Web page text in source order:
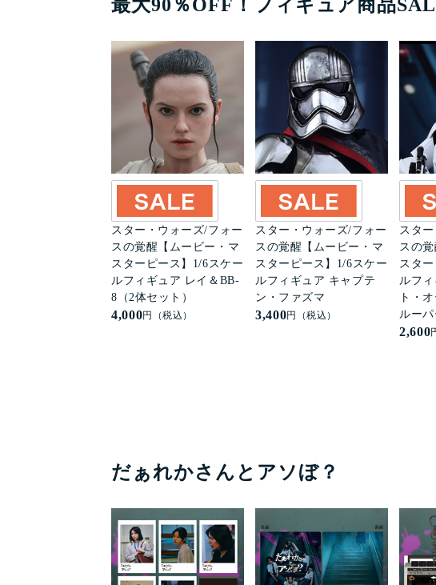
最大90％OFF！フィギュア商品
スター・ウォーズ/フォー
スの覚醒【ムービー・マ
スターピース】1/6スケー
ルフィギュア レイ＆BB-
8（2体セット）
4,000円（税込）
スター・ウォーズ/フォー
スの覚醒【ムービー・マ
スターピース】1/6スケー
ルフィギュア キャプテ
ン・ファズマ
3,400円（税込）
スタ
スの
スタ
ルフ
ト・
ルーパ
2,600
だぁれかさんとアソぼ？